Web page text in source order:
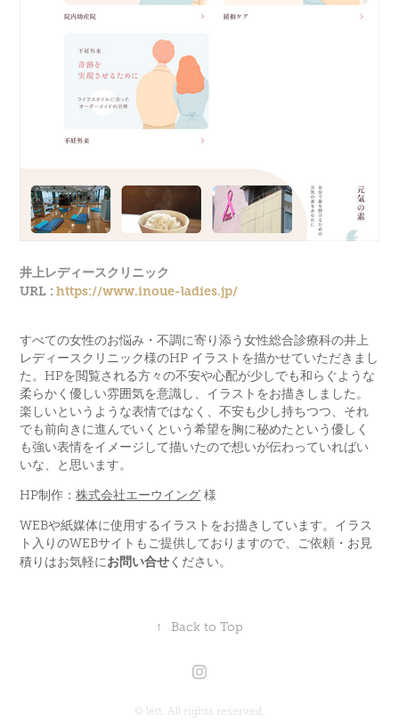
井上レディースクリニック
URL :https://www.inoue-ladies.jp/
すべての女性のお悩み・不調に寄り添う女性総合診療科の井上
レディースクリニック様のHP イラストを描かせていただきまし
た。HPを閲覧される方々の不安や心配が少しでも和らぐような
柔らかく優しい雰囲気を意識し、イラストをお描きしました。
楽しいというような表情ではなく、不安も少し持ちつつ、それ
でも前向きに進んでいくという希望を胸に秘めたという優しく
も強い表情をイメージして描いたので想いが伝わっていればい
いな、と思います。
HP制作：株式会社エーウイング 様
WEBや紙媒体に使用するイラストをお描きしています。イラス
ト入りのWEBサイトもご提供しておりますので、ご依頼・お見
積りはお気軽に お問い合せ ください。
↑ Back to Top
©︎ létt. All rights reserved.